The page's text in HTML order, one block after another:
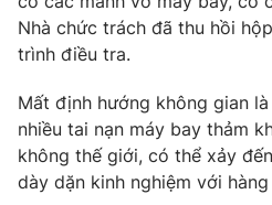
THỜI BÁO VTV
Nhà chức trách đã thu hồi
trình điều tra.
Mất định hướng không gian
nhiều tai nạn máy bay thảm
không thế giới, có thể xảy
dày dặn kinh nghiệm với